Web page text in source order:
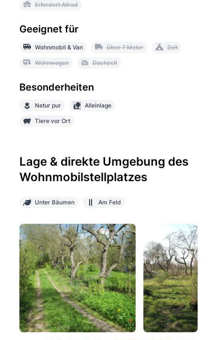
Erfordert Allrad
Geeignet für
Wohnmobil & Van Über 7 Meter Zelt
Wohnwagen Dachzelt
Besonderheiten
Natur pur Alleinlage
Tiere vor Ort
Lage & direkte Umgebung des
Wohnmobilstellplatzes
Unter Bäumen Am Feld